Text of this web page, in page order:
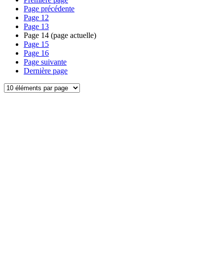
Page précédente
Page 12
Page 13
Page 14 (page actuelle)
Page 15
Page 16
Page suivante
Dernière page